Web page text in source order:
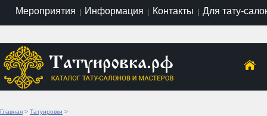
Мероприятия | Информация | Контакты | Для тату-
Главная > Татуировки >